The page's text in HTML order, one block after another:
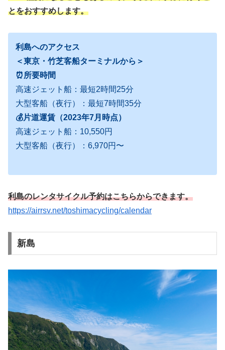
とをおすすめします。
利島へのアクセス
＜東京・竹芝客船ターミナルから＞
⏰所要時間
高速ジェット船：最短2時間25分
大型客船（夜行）：最短7時間35分
💰片道運賃（2023年7月時点）
高速ジェット船：10,550円
大型客船（夜行）：6,970円〜
利島のレンタサイクル予約はこちらからできます。
https://airrsv.net/toshimacycling/calendar
新島